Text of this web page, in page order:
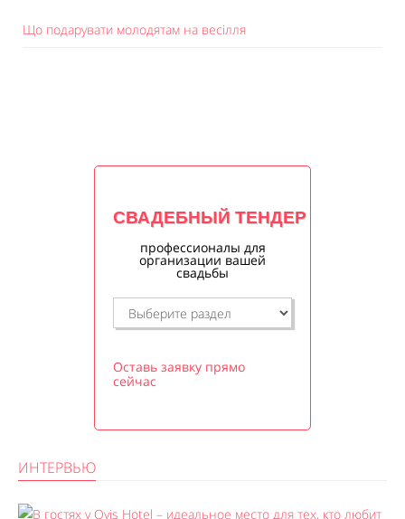
Що подарувати молодятам на весілля
СВАДЕБНЫЙ ТЕНДЕР
профессионалы для
организации вашей
свадьбы
Оставь заявку прямо
сейчас
ИНТЕРВЬЮ